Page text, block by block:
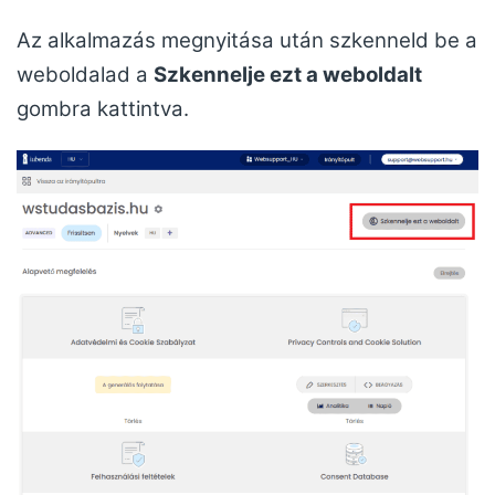
Az alkalmazás megnyitása után szkenneld be a
weboldalad a Szkennelje ezt a weboldalt
gombra kattintva.